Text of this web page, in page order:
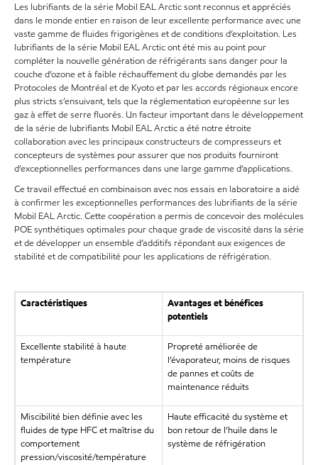
Les lubrifiants de la série Mobil EAL Arctic sont reconnus et appréciés
dans le monde entier en raison de leur excellente performance avec une
vaste gamme de fluides frigorigènes et de conditions d’exploitation. Les
lubrifiants de la série Mobil EAL Arctic ont été mis au point pour
compléter la nouvelle génération de réfrigérants sans danger pour la
couche d’ozone et à faible réchauffement du globe demandés par les
Protocoles de Montréal et de Kyoto et par les accords régionaux encore
plus stricts s’ensuivant, tels que la réglementation européenne sur les
gaz à effet de serre fluorés. Un facteur important dans le développement
de la série de lubrifiants Mobil EAL Arctic a été notre étroite
collaboration avec les principaux constructeurs de compresseurs et
concepteurs de systèmes pour assurer que nos produits fourniront
d’exceptionnelles performances dans une large gamme d’applications.
Ce travail effectué en combinaison avec nos essais en laboratoire a aidé
à confirmer les exceptionnelles performances des lubrifiants de la série
Mobil EAL Arctic. Cette coopération a permis de concevoir des molécules
POE synthétiques optimales pour chaque grade de viscosité dans la série
et de développer un ensemble d’additifs répondant aux exigences de
stabilité et de compatibilité pour les applications de réfrigération.
Caractéristiques
Avantages et bénéfices
potentiels
Excellente stabilité à haute
température
Propreté améliorée de
l’évaporateur, moins de risques
de pannes et coûts de
maintenance réduits
Miscibilité bien définie avec les
fluides de type HFC et maîtrise du
comportement
pression/viscosité/température
Haute efficacité du système et
bon retour de l’huile dans le
système de réfrigération